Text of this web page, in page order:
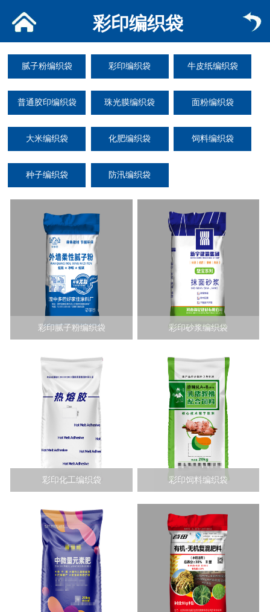
彩印编织袋
腻子粉编织袋 彩印编织袋 牛皮纸编织袋
普通胶印编织袋 珠光膜编织袋 面粉编织袋
大米编织袋 化肥编织袋 饲料编织袋
种子编织袋 防汛编织袋
彩印腻子粉编织袋 彩印砂浆编织袋
彩印化工编织袋 彩印饲料编织袋